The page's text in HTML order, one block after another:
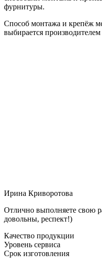
фурнитуры.
Способ монтажа и крепёж
выбирается
Ирина Криворотова
Отлично выполняете свою
довольны, респект!)
Качество продукции
Уровень сервиса
Срок изготовления